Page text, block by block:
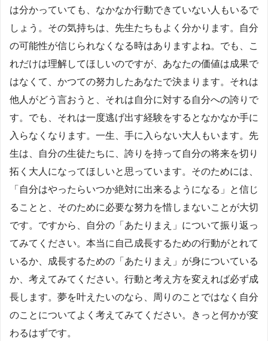
は分かっていても、なかなか行動できていない人もいるで
しょう。その気持ちは、先生たちもよく分かります。自分
の可能性が信じられなくなる時はありますよね。でも、こ
れだけは理解してほしいのですが、あなたの価値は成果で
はなくて、かつての努力したあなたで決まります。それは
他人がどう言おうと、それは自分に対する自分への誇りで
す。でも、それは一度逃げ出す経験をするとなかなか手に
入らなくなります。一生、手に入らない大人もいます。先
生は、自分の生徒たちに、誇りを持って自分の将来を切り
拓く大人になってほしいと思っています。そのためには、
「自分はやったらいつか絶対に出来るようになる」と信じ
ることと、そのために必要な努力を惜しまないことが大切
です。ですから、自分の「あたりまえ」について振り返っ
てみてください。本当に自己成長するための行動がとれて
いるか、成長するための「あたりまえ」が身についている
か、考えてみてください。行動と考え方を変えれば必ず成
長します。夢を叶えたいのなら、周りのことではなく自分
のことについてよく考えてみてください。きっと何かが変
わるはずです。